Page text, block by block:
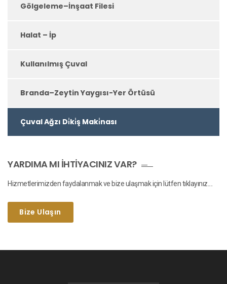
Gölgeleme–İnşaat Filesi
Halat – İp
Kullanılmış Çuval
Branda–Zeytin Yaygısı-Yer Örtüsü
Çuval Ağzı Di̇ki̇ş Maki̇nası
YARDIMA MI İHTIYACINIZ VAR?
Hizmetlerimizden faydalanmak ve bize ulaşmak için lütfen tıklayınız....
Bize Ulaşın